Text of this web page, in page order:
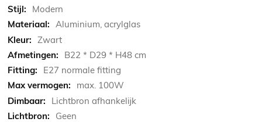
Modern
Aluminium, acrylglas
Zwart
B22 * D29 * H48 cm
E27 normale fitting
max. 100W
Lichtbron afhankelijk
Geen